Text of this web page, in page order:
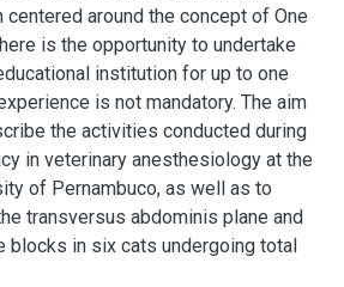
centered around the concept of One
is the opportunity to undertake
institution for up to one
is not mandatory. The aim
the activities conducted during
in veterinary anesthesiology at the
of Pernambuco, as well as to
transversus abdominis plane and
blocks in six cats undergoing total